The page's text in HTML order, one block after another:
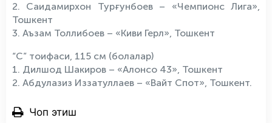
2. Саидамирхон Турғунбоев – «Чемпионс Лига»,
Тошкент
3. Аъзам Толлибоев – «Киви Герл», Тошкент
“С” тоифаси, 115 см (болалар)
1. Дилшод Шакиров – «Алонсо 43», Тошкент
2. Абдулазиз Иззатуллаев – «Вайт Спот», Тошкент.
Чоп этиш